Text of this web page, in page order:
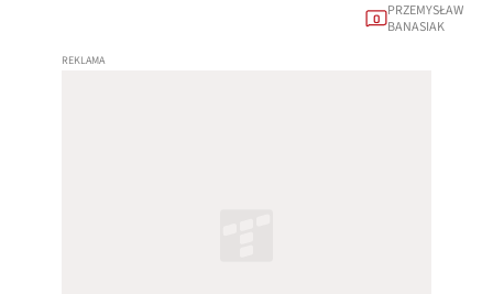
0
PRZEMYSŁAW
BANASIAK